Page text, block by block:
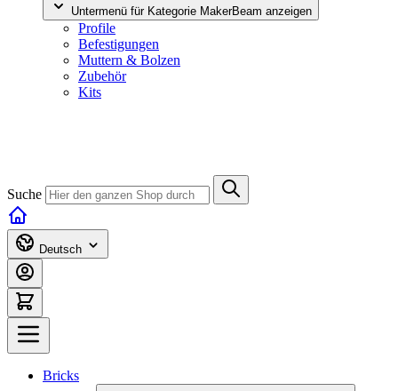
Untermenü für Kategorie MakerBeam anzeigen
Profile
Befestigungen
Muttern & Bolzen
Zubehör
Kits
Suche
Deutsch
Bricks